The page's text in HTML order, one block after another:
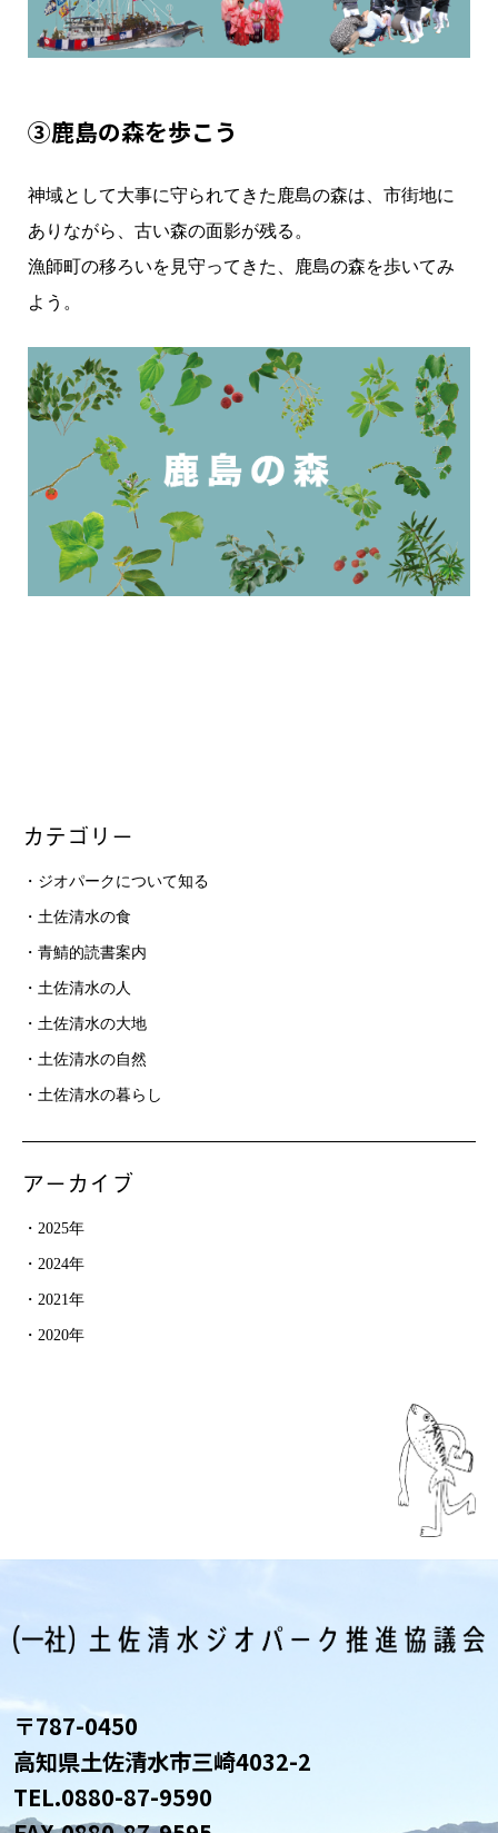
③鹿島の森を歩こう
神域として大事に守られてきた鹿島の森は、市街地に
ありながら、古い森の面影が残る。
漁師町の移ろいを見守ってきた、鹿島の森を歩いてみ
よう。
カテゴリー
ジオパークについて知る
土佐清水の食
青鯖的読書案内
土佐清水の人
土佐清水の大地
土佐清水の自然
土佐清水の暮らし
アーカイブ
2025年
2024年
2021年
2020年
〒787-0450
高知県土佐清水市三崎4032-2
TEL.0880-87-9590